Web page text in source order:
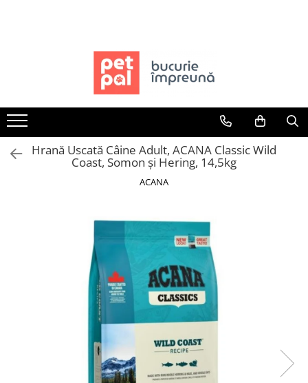
Hrană Uscată Câini
Câine Junior
Câine Adult
Câine Senior
Hrană Umedă Câini
Diete Veterinare Câini
Recompense Câini
Hrană Uscată Câine Adult, ACANA Classic Wild
Coast, Somon și Hering, 14,5kg
ACANA